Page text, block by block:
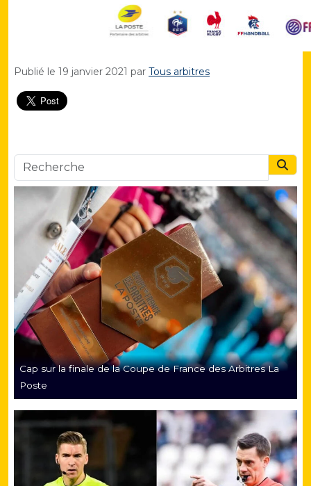
Publié le 19 janvier 2021 par Tous arbitres
Cap sur la finale de la Coupe de France des Arbitres La
Poste